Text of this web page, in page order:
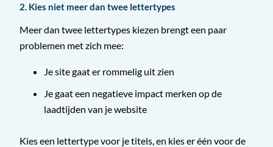
2. Kies niet meer dan twee lettertypes
Meer dan twee lettertypes kiezen brengt een paar
problemen met zich mee:
Je site gaat er rommelig uit zien
Je gaat een negatieve impact merken op de
laadtijden van je website
Kies een lettertype voor je titels, en kies er één voor de